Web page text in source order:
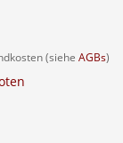
(siehe AGBs)